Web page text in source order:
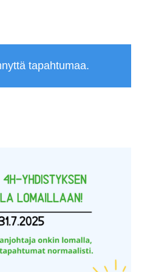
tapahtumaa.